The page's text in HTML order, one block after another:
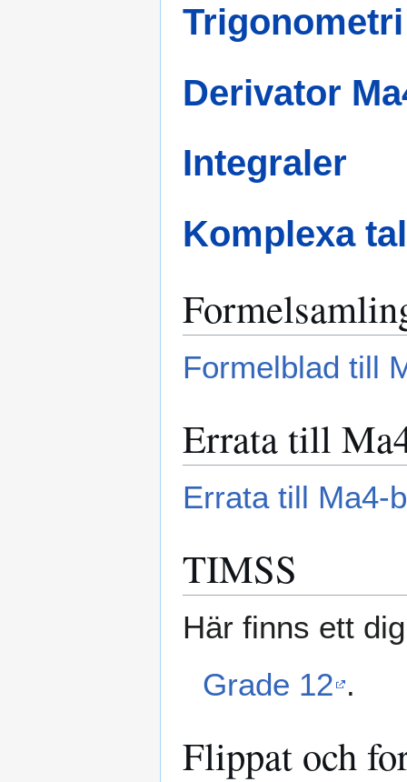
Derivator
Integraler
Komplexa tal
Formelblad till
Errata till
Errata till Ma4-
TIMSS
Här finns ett
Grade 12 .
Flippat och